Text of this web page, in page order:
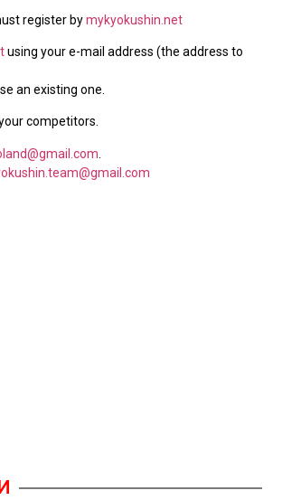
register bymykyokushin.net
using your e-mail address (the address to
an existing one.
competitors.